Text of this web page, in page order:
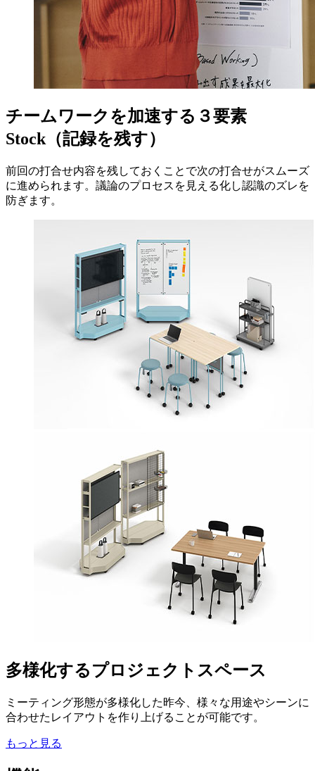
チームワークを加速する３要素
Stock（記録を残す）
前回の打合せ内容を残しておくことで次の打合せがスムーズ
に進められます。議論のプロセスを見える化し認識のズレを
防ぎます。
多様化するプロジェクトスペース
ミーティング形態が多様化した昨今、様々な用途やシーンに
合わせたレイアウトを作り上げることが可能です。
もっと見る